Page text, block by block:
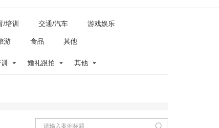
/培训 交通/汽车 游戏娱乐
游 食品 其他
婚礼跟拍 其他